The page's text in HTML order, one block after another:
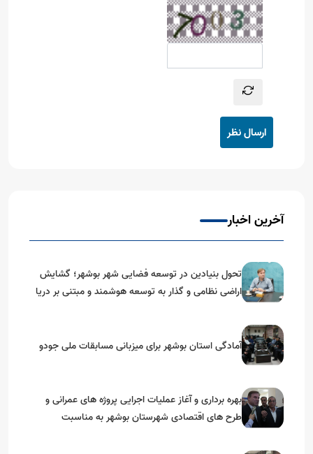
ارسال نظر
آخرین اخبار
تحول بنیادین در توسعه فضایی شهر بوشهر؛ گشایش
اراضی نظامی و گذار به توسعه هوشمند و مبتنی بر دریا
آمادگی استان بوشهر برای میزبانی مسابقات ملی جودو
بهره برداری و آغاز عملیات اجرایی پروژه های عمرانی و
طرح های اقتصادی شهرستان بوشهر به مناسبت